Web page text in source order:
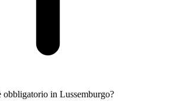
in Lussemburgo?